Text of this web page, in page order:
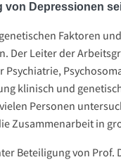
von Depressionen
Faktoren
Der Leiter der
klinisch und
Personen
Zusammenarbeit in
Beteiligung von